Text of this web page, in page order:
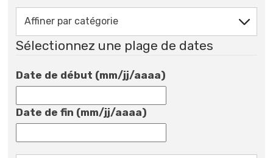
Sélectionnez une plage de dates
Date de début (mm/jj/aaaa)
Date de fin (mm/jj/aaaa)